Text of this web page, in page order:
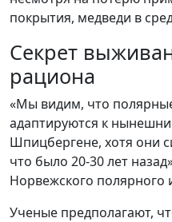
покрытия, медведи в
Секрет
рациона
«Мы видим, что
адаптируются к
Шпицбергене, хотя они
что было 20-30 лет
Норвежского полярного
Ученые предполагают,